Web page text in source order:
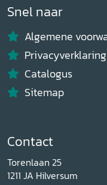
Snel naar
Algemene
Privacyverklaring
Catalogus
Sitemap
Contact
Torenlaan 25
1211 JA Hilversum